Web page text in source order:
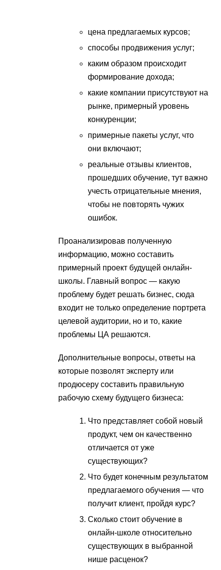
цена предлагаемых курсов;
способы продвижения услуг;
каким образом происходит
формирование дохода;
какие компании присутствуют на
рынке, примерный уровень
конкуренции;
примерные пакеты услуг, что
они включают;
реальные отзывы клиентов,
прошедших обучение, тут важно
учесть отрицательные мнения,
чтобы не повторять чужих
ошибок.
Проанализировав полученную
информацию, можно составить
примерный проект будущей онлайн-
школы. Главный вопрос — какую
проблему будет решать бизнес, сюда
входит не только определение портрета
целевой аудитории, но и то, какие
проблемы ЦА решаются.
Дополнительные вопросы, ответы на
которые позволят эксперту или
продюсеру составить правильную
рабочую схему будущего бизнеса:
Что представляет собой новый
продукт, чем он качественно
отличается от уже
существующих?
Что будет конечным результатом
предлагаемого обучения — что
получит клиент, пройдя курс?
Сколько стоит обучение в
онлайн-школе относительно
существующих в выбранной
нише расценок?